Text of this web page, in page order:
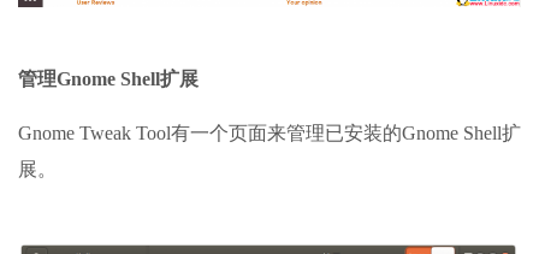
管理Gnome Shell扩展
Gnome Tweak Tool有一个页面来管理已安装的Gnome Shell扩
展。